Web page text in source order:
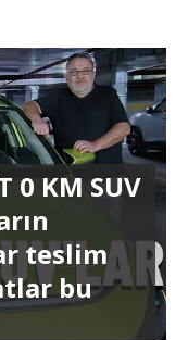
0 KM SUV
teslim
bu